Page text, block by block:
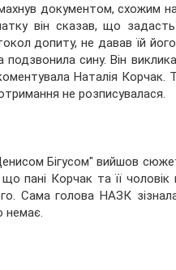
документом, схожим
він сказав, що
допиту, не давав їй
сину. Він
Наталія
не розписувалася.
Бігусом" вийшов
пані Корчак та її
Сама голова НАЗК
немає.